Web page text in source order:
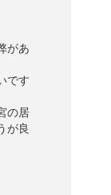
があ
です
の居
が良